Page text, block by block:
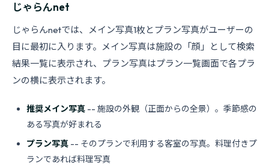
じゃらんnet
じゃらんnetでは、メイン写真1枚とプラン写真がユーザーの
目に最初に入ります。メイン写真は施設の「顔」として検索
結果一覧に表示され、プラン写真はプラン一覧画面で各プラ
ンの横に表示されます。
推奨メイン写真 -- 施設の外観（正面からの全景）。季節感の
ある写真が好まれる
プラン写真 -- そのプランで利用する客室の写真。料理付きプ
ランであれば料理写真